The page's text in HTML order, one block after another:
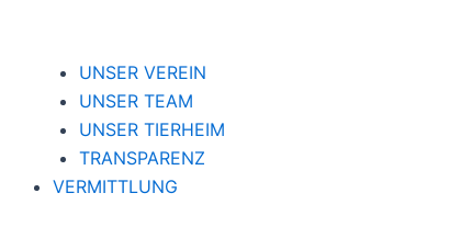
UNSER VEREIN
UNSER TEAM
UNSER TIERHEIM
TRANSPARENZ
VERMITTLUNG